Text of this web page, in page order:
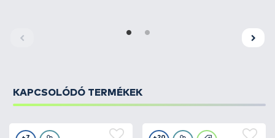
KAPCSOLÓDÓ TERMÉKEK